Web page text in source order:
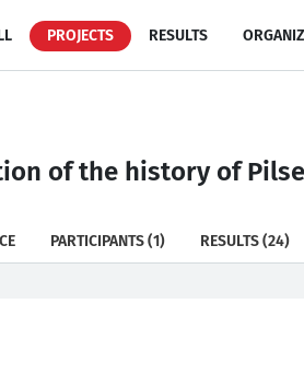
PROJECTS RESULTS
of the history of
PARTICIPANTS(1) RESULTS(24)